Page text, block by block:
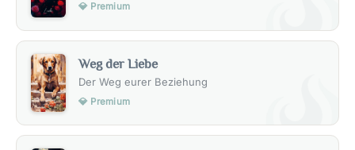
💎 Premium
Weg der Liebe
Der Weg eurer Beziehung
💎 Premium